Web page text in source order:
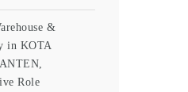
&
in KOTA
Role